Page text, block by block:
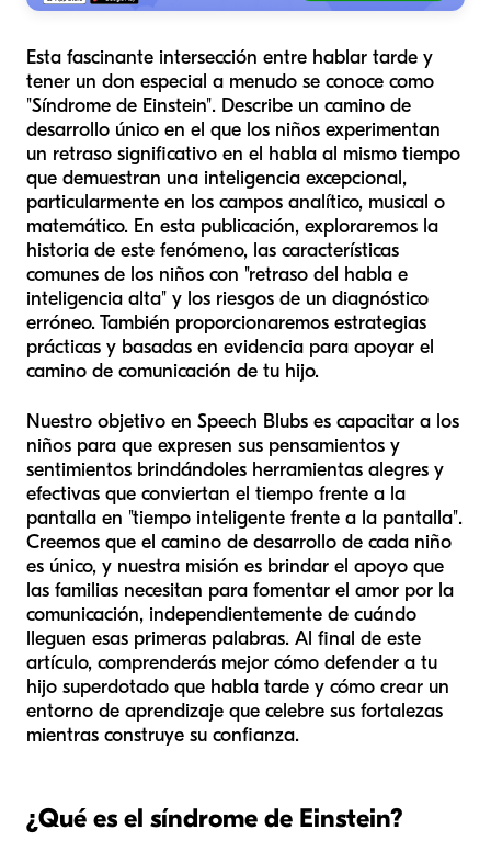
Esta fascinante intersección entre hablar tarde y
tener un don especial a menudo se conoce como
"Síndrome de Einstein". Describe un camino de
desarrollo único en el que los niños experimentan
un retraso significativo en el habla al mismo tiempo
que demuestran una inteligencia excepcional,
particularmente en los campos analítico, musical o
matemático. En esta publicación, exploraremos la
historia de este fenómeno, las características
comunes de los niños con "retraso del habla e
inteligencia alta" y los riesgos de un diagnóstico
erróneo. También proporcionaremos estrategias
prácticas y basadas en evidencia para apoyar el
camino de comunicación de tu hijo.
Nuestro objetivo en Speech Blubs es capacitar a los
niños para que expresen sus pensamientos y
sentimientos brindándoles herramientas alegres y
efectivas que conviertan el tiempo frente a la
pantalla en "tiempo inteligente frente a la pantalla".
Creemos que el camino de desarrollo de cada niño
es único, y nuestra misión es brindar el apoyo que
las familias necesitan para fomentar el amor por la
comunicación, independientemente de cuándo
lleguen esas primeras palabras. Al final de este
artículo, comprenderás mejor cómo defender a tu
hijo superdotado que habla tarde y cómo crear un
entorno de aprendizaje que celebre sus fortalezas
mientras construye su confianza.
¿Qué es el síndrome de Einstein?